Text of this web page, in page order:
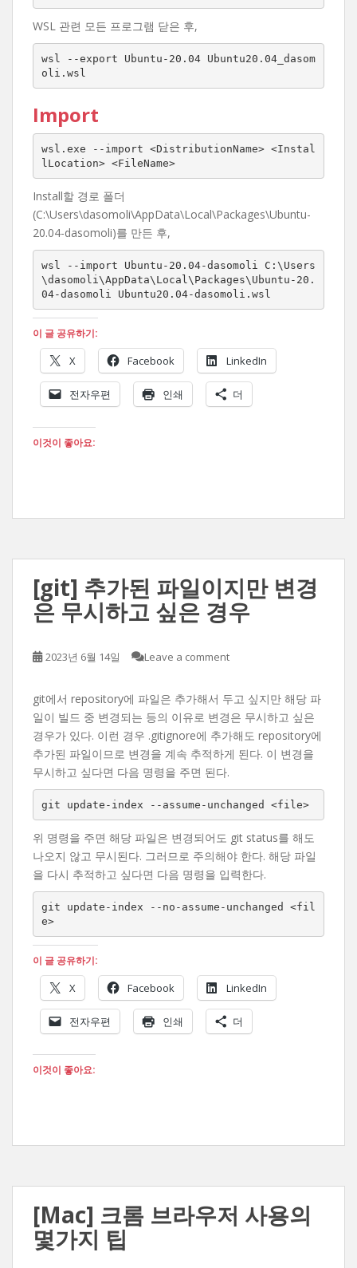
WSL 관련 모든 프로그램 닫은 후,
wsl --export Ubuntu-20.04 Ubuntu20.04_dasom
oli.wsl
Import
wsl.exe --import <DistributionName> <Instal
lLocation> <FileName>
Install할 경로 폴더
(C:\Users\dasomoli\AppData\Local\Packages\Ubuntu-
20.04-dasomoli)를 만든 후,
wsl --import Ubuntu-20.04-dasomoli C:\Users
\dasomoli\AppData\Local\Packages\Ubuntu-20.
04-dasomoli Ubuntu20.04-dasomoli.wsl
이 글 공유하기:
X Facebook LinkedIn
전자우편 인쇄 더
이것이 좋아요:
[git] 추가된 파일이지만 변경
은 무시하고 싶은 경우
2023년 6월 14일 Leave a comment
git에서 repository에 파일은 추가해서 두고 싶지만 해당 파
일이 빌드 중 변경되는 등의 이유로 변경은 무시하고 싶은
경우가 있다. 이런 경우 .gitignore에 추가해도 repository에
추가된 파일이므로 변경을 계속 추적하게 된다. 이 변경을
무시하고 싶다면 다음 명령을 주면 된다.
git update-index --assume-unchanged <file>
위 명령을 주면 해당 파일은 변경되어도 git status를 해도
나오지 않고 무시된다. 그러므로 주의해야 한다. 해당 파일
을 다시 추적하고 싶다면 다음 명령을 입력한다.
git update-index --no-assume-unchanged <fil
e>
이 글 공유하기:
X Facebook LinkedIn
전자우편 인쇄 더
이것이 좋아요:
[Mac] 크롬 브라우저 사용의
몇가지 팁